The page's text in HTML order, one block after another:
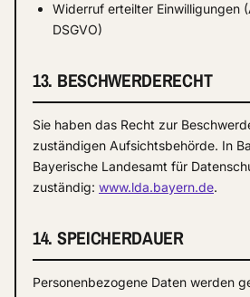
Widerruf erteilter Einwilligungen
DSGVO)
13. BESCHWERDERECHT
Sie haben das Recht zur
zuständigen Aufsichtsbehörde. In
Bayerische Landesamt für
zuständig: www.lda.bayern.de.
14. SPEICHERDAUER
Personenbezogene Daten werden